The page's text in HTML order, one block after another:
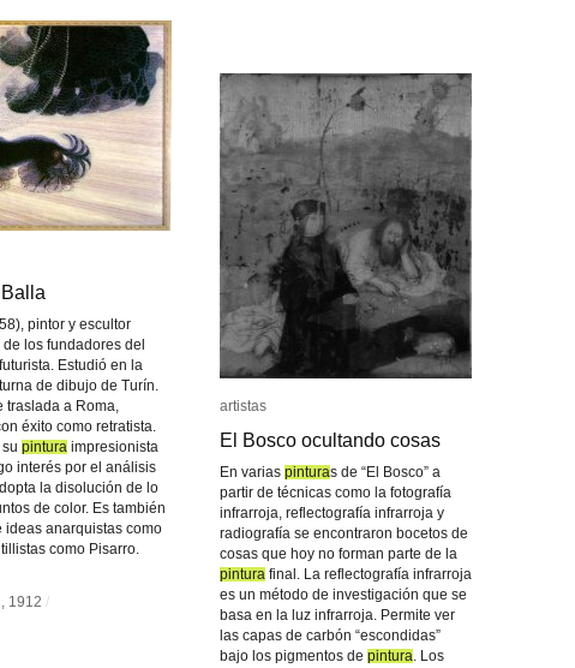
pintor y escultor
los fundadores del
Estudió en la
de dibujo de Turín.
traslada a Roma,
éxito como retratista.
pintura impresionista
interés por el análisis
la disolución de lo
de color. Es también
ideas anarquistas como
como Pisarro.
1912 /
pintura
1912 /
artistas
El Bosco ocultando cosas
En varias pinturas de “El Bosco” a
partir de técnicas como la fotografía
infrarroja, reflectografía infrarroja y
radiografía se encontraron bocetos de
cosas que hoy no forman parte de la
pintura final. La reflectografía infrarroja
es un método de investigación que se
basa en la luz infrarroja. Permite ver
las capas de carbón “escondidas”
bajo los pigmentos de pintura . Los
artistas
El Bosco ocultando cosas
pintura
pintura
pintura